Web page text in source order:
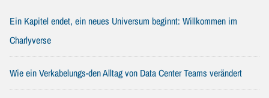
Ein Kapitel endet, ein neues Universum beginnt: Willkommen im
Charlyverse
Wie ein Verkabelungs-den Alltag von Data Center Teams verändert